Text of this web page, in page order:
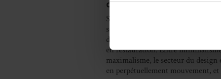
choisir ?
Se démarquer dans un milieu saturé
serait-il une mission impossible ? Le
design est un élément clé pour le
en restauration. Entre
maximalisme, le secteur du design
en perpétuellement mouvement,